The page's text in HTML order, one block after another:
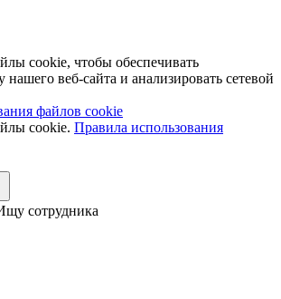
cookie, чтобы обеспечивать
веб-сайта и анализировать сетевой
файлов cookie
cookie. Правила использования
сотрудника